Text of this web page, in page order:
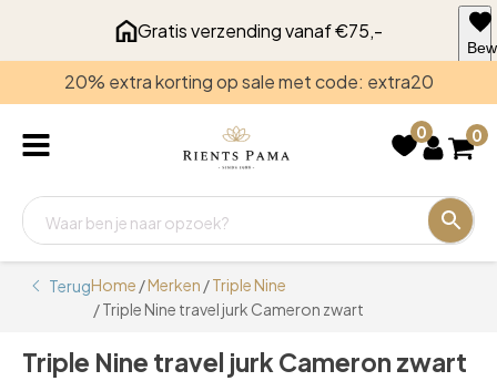
Gratis verzending vanaf €75,-
20% extra korting op sale met code: extra20
0 0
TerugHome /Merken /Triple Nine
/ Triple Nine travel jurk Cameron zwart
Triple Nine travel jurk Cameron zwart
voor